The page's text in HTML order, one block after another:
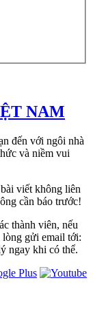
NAM
đến với ngôi nhà
và niềm vui
viết không liên
cần báo trước!
thành viên, nếu
gửi email tới:
ngay khi có thể.